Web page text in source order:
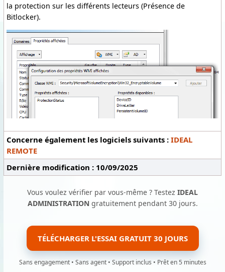
la protection sur les différents lecteurs (Présence de
Bitlocker).
Concerne également les logiciels suivants : IDEAL
REMOTE
Dernière modification : 10/09/2025
Vous voulez vérifier par vous-même ? Testez IDEAL
ADMINISTRATIONgratuitement pendant 30 jours.
TÉLÉCHARGER L'ESSAI GRATUIT 30 JOURS
Sans engagement • Sans agent • Support inclus • Prêt en 5 minutes